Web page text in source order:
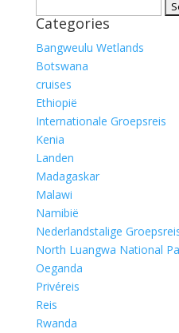
for:
Categories
Bangweulu Wetlands
Botswana
cruises
Ethiopië
Internationale Groepsreis
Kenia
Landen
Madagaskar
Malawi
Namibië
Nederlandstalige
North Luangwa National
Oeganda
Privéreis
Reis
Rwanda